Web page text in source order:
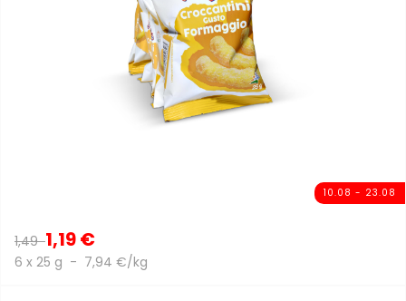
10.08 - 23.08
1,491,19 €
6 x 25 g - 7,94 €/kg